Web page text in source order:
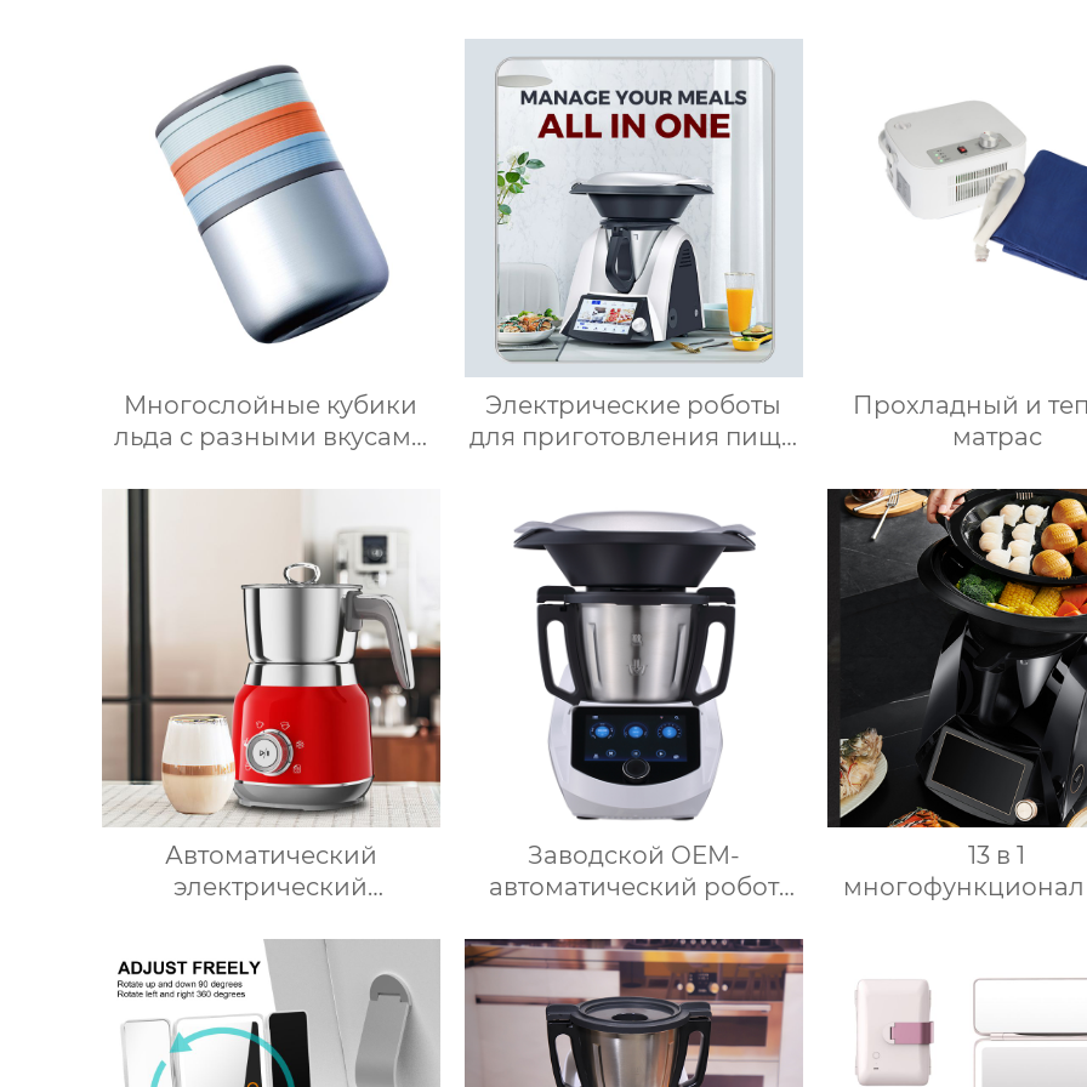
Многослойные кубики
льда с разными вкусами
ведерко для хранения
форма для ведерка для
льда
Электрические роботы
для приготовления пищи
высокоскоростной
супница кухонный
комбайн кухонная
техника Термомиксер
Прохладный и
матрас
Автоматический
электрический
подогрева молока,
подогрева шоколада,
корпус из матовой
нержавеющей стали,
домашний пароварочный
Заводской OEM-
автоматический робот
кухонный комбайн
кухонный робот-миксер с
чашей объемом 3,5 л
робот для подключения к
кухне месье
13 в 1
сенсорный
кухонный